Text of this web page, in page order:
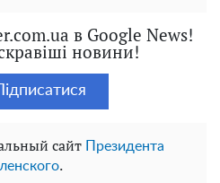
в Google News!
новини!
Підписатися
сайт
Президента
.